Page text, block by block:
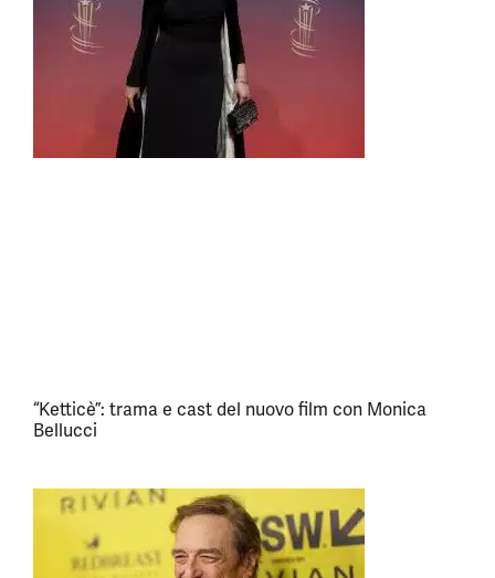
“Ketticè”: trama e cast del nuovo film con Monica
Bellucci